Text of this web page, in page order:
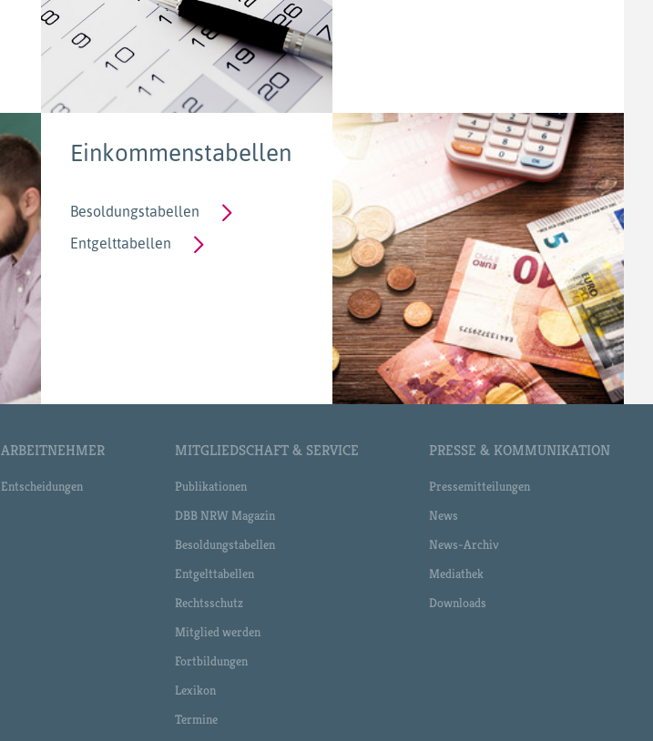
Einkommenstabellen
Besoldungstabellen
Entgelttabellen
ARBEITNEHMER
Entscheidungen
MITGLIEDSCHAFT & SERVICE
Publikationen
DBB NRW Magazin
Besoldungstabellen
Entgelttabellen
Rechtsschutz
Mitglied werden
Fortbildungen
Lexikon
Termine
PRESSE & KOMMUNIKATION
Pressemitteilungen
News
News-Archiv
Mediathek
Downloads